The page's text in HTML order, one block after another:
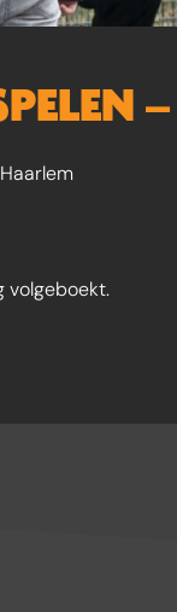
Haarlem
volgeboekt.